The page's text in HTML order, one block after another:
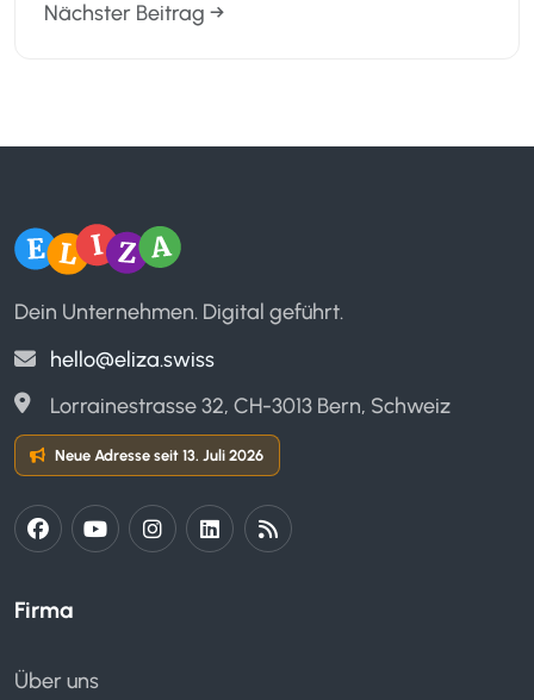
Nächster Beitrag →
Firma
Über uns
Dein Unternehmen. Digital geführt.
hello@eliza.swiss
Lorrainestrasse 32, CH-3013 Bern, Schweiz
Neue Adresse seit 13. Juli 2026